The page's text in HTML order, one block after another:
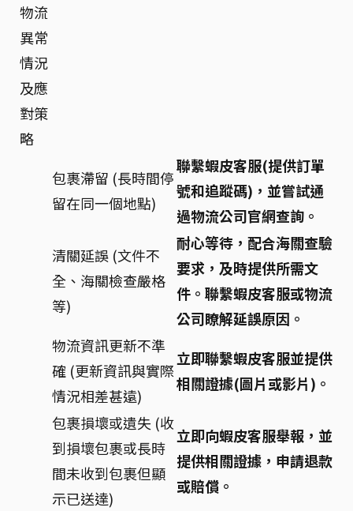
物流
異常
情況
及應
對策
略
包裹滯留 (長時間停
留在同一個地點)
聯繫蝦皮客服(提供訂單
號和追蹤碼)，並嘗試通
過物流公司官網查詢。
清關延誤 (文件不
全、海關檢查嚴格
等)
耐心等待，配合海關查驗
要求，及時提供所需文
件。聯繫蝦皮客服或物流
公司瞭解延誤原因。
物流資訊更新不準
確 (更新資訊與實際
情況相差甚遠)
立即聯繫蝦皮客服並提供
相關證據(圖片或影片)。
包裹損壞或遺失 (收
到損壞包裹或長時
間未收到包裹但顯
示已送達)
立即向蝦皮客服舉報，並
提供相關證據，申請退款
或賠償。